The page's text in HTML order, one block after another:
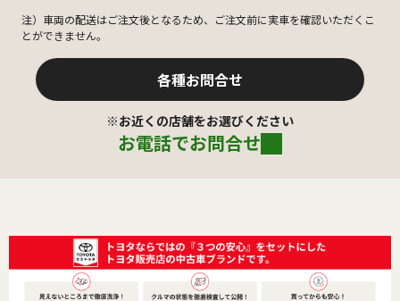
注）車両の配送はご注文後となるため、ご注文前に実車を確認いただくこ
とができません。
各種お問合せ
※お近くの店舗をお選びください
お電話でお問合せ